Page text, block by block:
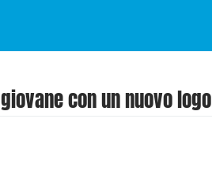
con un nuovo logo